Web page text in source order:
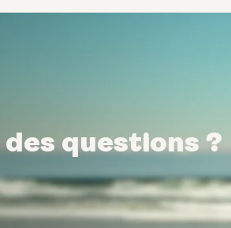
questions ?
questions ?
questions ?